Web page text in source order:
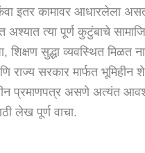
इतर कामावर आधारलेला
अश्यात त्या पूर्ण कुटुंबाचे
शिक्षण सुद्धा व्यवस्थित मिळत
राज्य सरकार मार्फत भूमिहीन
प्रमाणपत्र असणे अत्यंत
लेख पूर्ण वाचा.